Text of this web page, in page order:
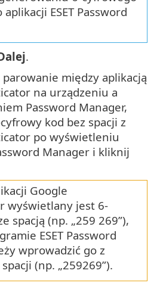
ESET Password
.
między aplikacją
na urządzeniu a
Password Manager,
kod bez spacji z
po wyświetleniu
Manager i kliknij
Google
wyświetlany jest 6-
spacją (np. „259 269”),
ESET Password
wprowadzić go z
(np. „259269”).